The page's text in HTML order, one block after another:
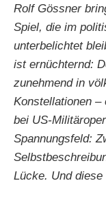
Rolf Gössner
Spiel, die im
unterbelichtet
ist ernüchternd:
zunehmend in
Konstellationen –
bei US-
Spannungsfeld:
Lücke. Und